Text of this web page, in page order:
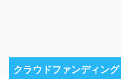
クラウドファンディン